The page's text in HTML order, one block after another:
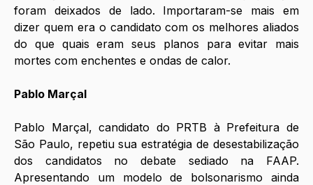
foram deixados de lado. Importaram-se mais em
dizer quem era o candidato com os melhores aliados
do que quais eram seus planos para evitar mais
mortes com enchentes e ondas de calor.
Pablo Marçal
Pablo Marçal, candidato do PRTB à Prefeitura de
São Paulo, repetiu sua estratégia de desestabilização
dos candidatos no debate sediado na FAAP.
Apresentando um modelo de bolsonarismo ainda